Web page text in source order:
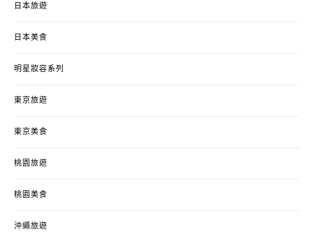
日本旅遊
日本美食
明星妝容系列
東京旅遊
東京美食
桃園旅遊
桃園美食
沖繩旅遊